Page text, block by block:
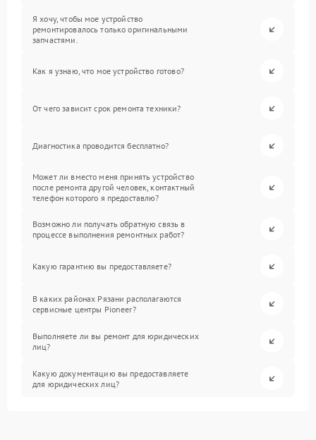
Я хочу, чтобы мое устройство
ремонтировалось только оригинальными
запчастями.
Как я узнаю, что мое устройство готово?
От чего зависит срок ремонта техники?
Диагностика проводится бесплатно?
Может ли вместо меня принять устройство
после ремонта другой человек, контактный
телефон которого я предоставлю?
Возможно ли получать обратную связь в
процессе выполнения ремонтных работ?
Какую гарантию вы предоставляете?
В каких районах Рязани располагаются
сервисные центры Pioneer?
Выполняете ли вы ремонт для юридических
лиц?
Какую документацию вы предоставляете
для юридических лиц?